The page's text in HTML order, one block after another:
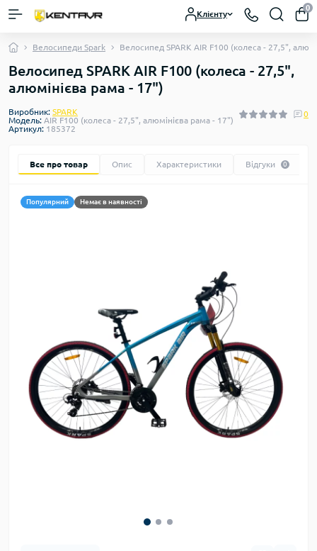
Клієнту
0
Велосипеди Spark Велосипед SPARK AIR F100 (колеса - 27,5",
Велосипед SPARK AIR F100 (колеса - 27,5",
алюмінієва рама - 17")
Виробник: SPARK
Модель: AIR F100 (колеса - 27,5", алюмінієва рама - 17")
Артикул: 185372
0
Все про товар Опис Характеристики Відгуки 0
Популярний Немає в наявності